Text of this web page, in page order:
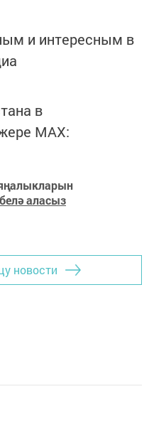
и интересным в
в
MАХ:
аласыз
новости